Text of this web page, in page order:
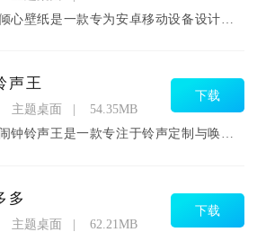
心壁纸是一款专为安卓移动设备设计的高品质壁纸美化工具，致力
声王
主题桌面
54.35MB
闹钟铃声王是一款专注于铃声定制与唤醒体验优化的工具，通过丰富
下载
多
主题桌面
62.21MB
下载